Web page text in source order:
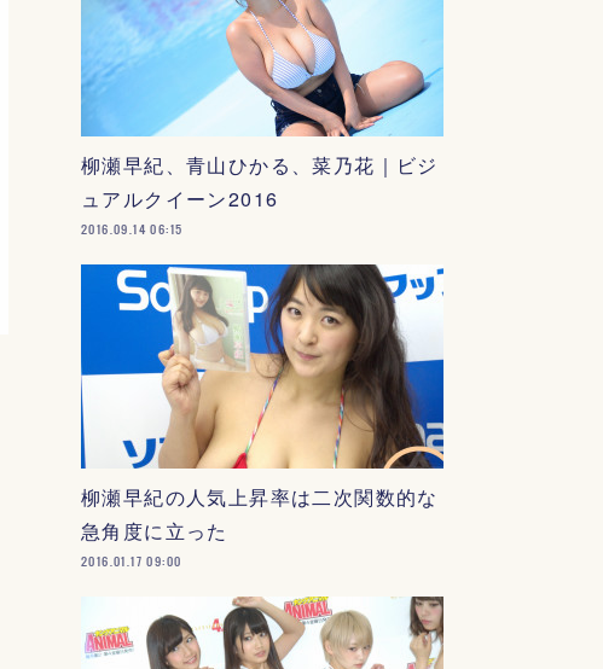
柳瀬早紀、青山ひかる、菜乃花｜ビジ
ュアルクイーン2016
2016.09.14 06:15
柳瀬早紀の人気上昇率は二次関数的な
急角度に立った
2016.01.17 09:00